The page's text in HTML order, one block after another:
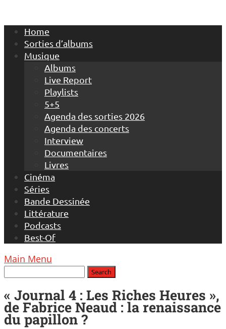
Home
Sorties d’albums
Musique
Albums
Live Report
Playlists
5+5
Agenda des sorties 2026
Agenda des concerts
Interview
Documentaires
Livres
Cinéma
Séries
Bande Dessinée
Littérature
Podcasts
Best-Of
Main Menu
« Journal 4 : Les Riches Heures »,
de Fabrice Neaud : la renaissance
du papillon ?